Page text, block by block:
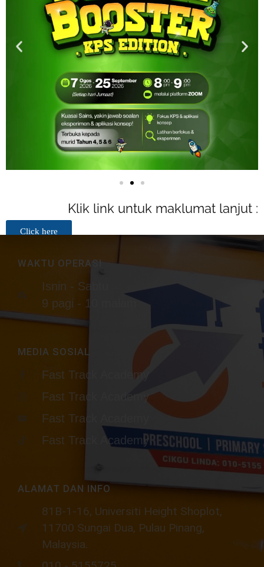
ALAMAT DAN INFO
81B-1-16, Universiti Height Shoplot,
11700 Sungai Dua, Pulau Pinang,
Malaysia.​
MEDIA SOSIAL
Fast Track Academy
Fast Track Academy
Fast Track Academy
Fast Track Academy
WAKTU OPERASI
Isnin - Sabtu
9 pagi - 10 malam
FAST TRACK ACADEMY
Strive For Excellence.
Klik link untuk maklumat lanjut :
Click here